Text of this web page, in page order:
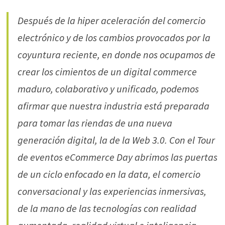
Después de la hiper aceleración del comercio
electrónico y de los cambios provocados por la
coyuntura reciente, en donde nos ocupamos de
crear los cimientos de un digital commerce
maduro, colaborativo y unificado, podemos
afirmar que nuestra industria está preparada
para tomar las riendas de una nueva
generación digital, la de la Web 3.0. Con el Tour
de eventos eCommerce Day abrimos las puertas
de un ciclo enfocado en la data, el comercio
conversacional y las experiencias inmersivas,
de la mano de las tecnologías con realidad